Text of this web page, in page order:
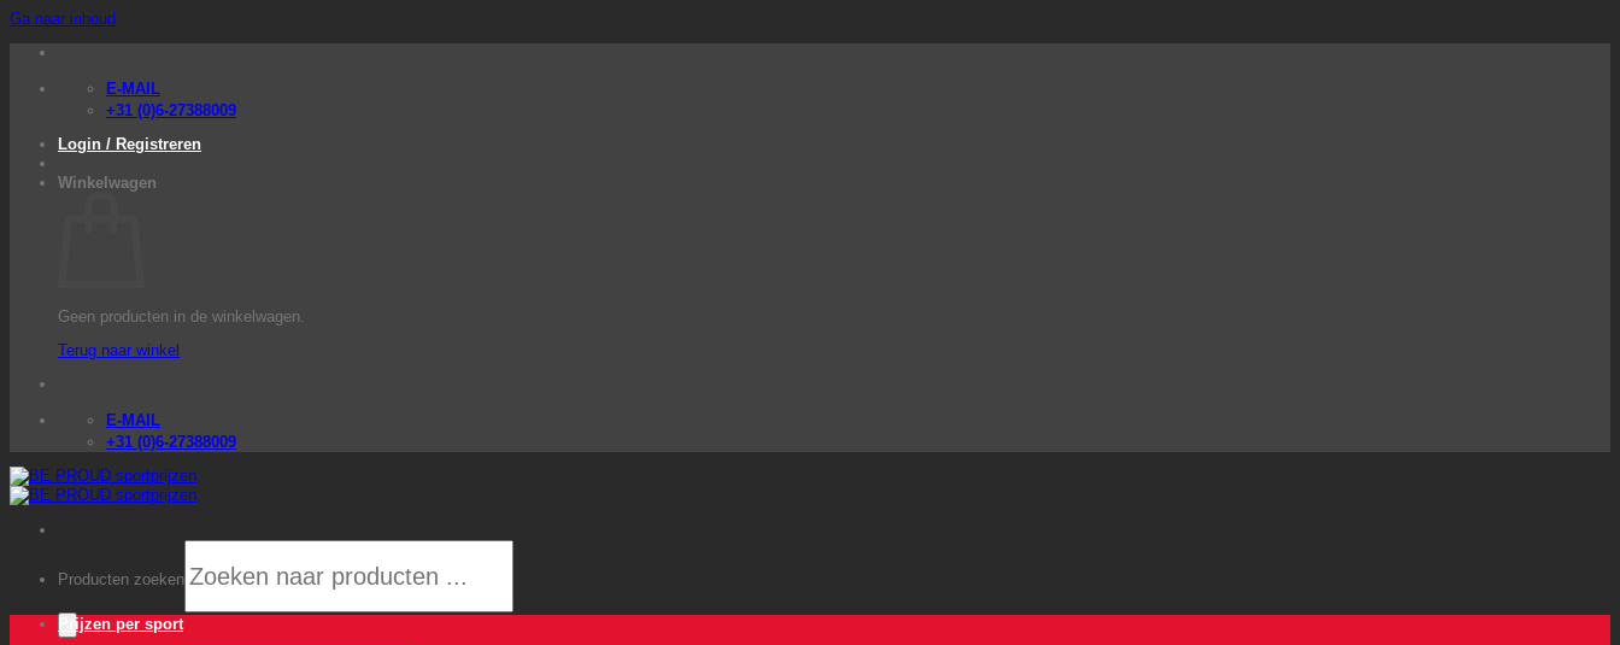
Ga naar inhoud
E-MAIL
+31 (0)6-27388009
Login / Registreren
Winkelwagen
Geen producten in de winkelwagen.
Terug naar winkel
E-MAIL
+31 (0)6-27388009
Producten zoeken
Prijzen per sport